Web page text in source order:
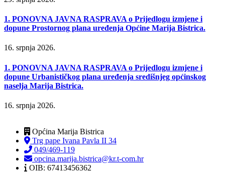
1. PONOVNA JAVNA RASPRAVA o Prijedlogu izmjene i
dopune Prostornog plana uređenja Općine Marija Bistrica.
16. srpnja 2026.
1. PONOVNA JAVNA RASPRAVA o Prijedlogu izmjene i
dopune Urbanističkog plana uređenja središnjeg općinskog
naselja Marija Bistrica.
16. srpnja 2026.
Općina Marija Bistrica
Trg pape Ivana Pavla II 34
049/469-119
opcina.marija.bistrica@kr.t-com.hr
OIB: 67413456362